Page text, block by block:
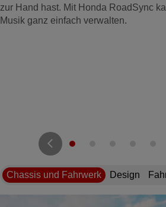
zur Hand hast. Mit Honda RoadSync
Musik ganz einfach verwalten.
Chassis und Fahrwerk Design